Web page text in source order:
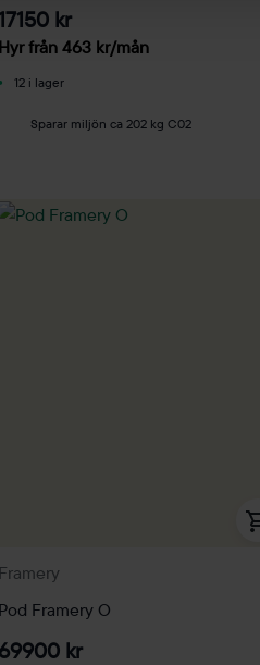
kr
Hyr från 463 kr/mån
12 i lager
Sparar miljön ca 202 kg C02
Framery
Pod Framery O
69900 kr